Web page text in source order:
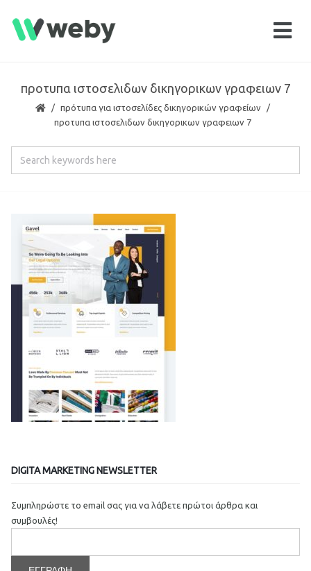
προτυπα ιστοσελιδων δικηγορικων γραφειων 7
πρότυπα για ιστοσελίδες δικηγορικών γραφείων
προτυπα ιστοσελιδων δικηγορικων γραφειων 7
DIGITA MARKETING NEWSLETTER
Συμπληρώστε το email σας για να λάβετε πρώτοι άρθρα και
συμβουλές!